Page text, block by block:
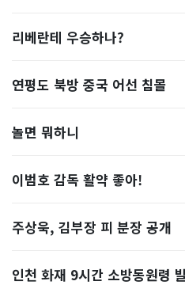
리베란테 우승하나?
연평도 북방 중국 어선 침몰
놀면 뭐하니
이범호 감독 활약 좋아!
주상욱, 김부장 피 분장 공개
인천 화재 9시간 소방동원령